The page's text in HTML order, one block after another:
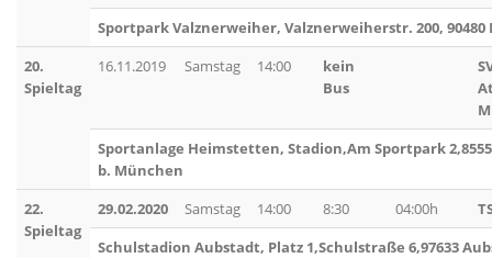
Sportpark Valznerweiher, Valznerweiherstr. 200,
20.
Spieltag
16.11.2019 Samstag 14:00
kein
Bus
Sportanlage Heimstetten, Stadion,Am Sportpark
b. München
22.
Spieltag
29.02.2020 Samstag 14:00 8:30 04:00h
Schulstadion Aubstadt, Platz 1,Schulstraße 6,97633